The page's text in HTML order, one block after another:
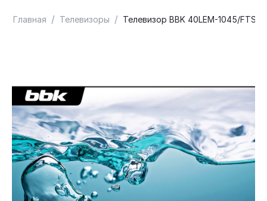
Главная / Телевизоры / Телевизор BBK 40LEM-1045/FTS2C